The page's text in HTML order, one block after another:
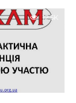
12.5K